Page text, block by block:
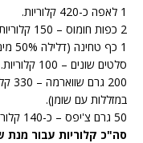
1 לאפה כ-420 קלוריות.
2 כפות חומוס – 150 קלוריות.
1 כף טחינה (דלילה 50% מים) – 50 קלוריות.
סלטים שונים – 100 קלוריות.
במזללות עם שומן).
50 גרם צ'יפס – כ-140 קלוריות.
סה"כ קלוריות עבור מנת